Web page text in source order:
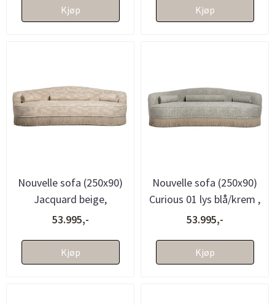
Kjøp Kjøp
Nouvelle sofa (250x90)
Jacquard beige,
avtagbare frynser -
53.995,-
Kjøp
Nouvelle sofa (250x90)
Curious 01 lys blå/krem ,
avtagbare frynser - ....
53.995,-
Kjøp